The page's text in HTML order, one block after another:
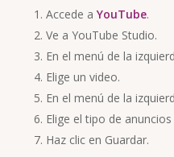
Accede a YouTube.
Ve a YouTube Studio.
En el menú de la
Elige un video.
En el menú de la
Elige el tipo de
Haz clic en Guardar.